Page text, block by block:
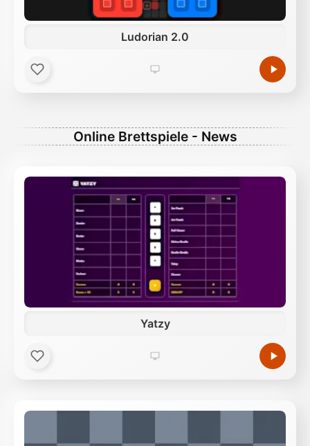
Ludorian 2.0
Online Brettspiele - News
Yatzy